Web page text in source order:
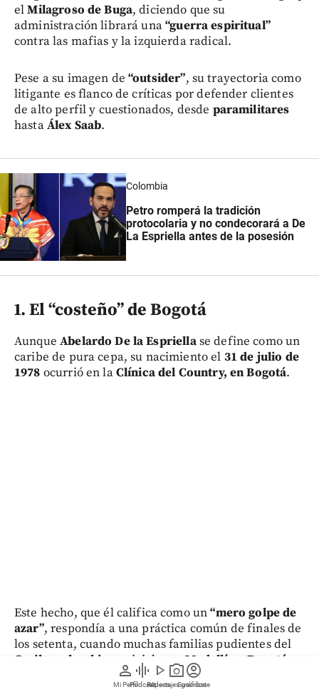
person
Mi Perfil
graphic_eq
Pódcast
play_arrow
Videos
photo_camera
Reportajes gráficos
account_circle
Suscríbete
elMilagroso de Buga, diciendo que su
administración librará una“guerra espiritual”
contra las mafias y la izquierda radical.
Pese a su imagen de “outsider”, su trayectoria como
litigante es flanco de críticas por defender clientes
de alto perfil y cuestionados, desde paramilitares
hastaÁlex Saab.
Colombia
Petro romperá la tradición
protocolaria y no condecorará a De
La Espriella antes de la posesión
1. El “costeño” de Bogotá
AunqueAbelardo De la Espriellase define como un
caribe de pura cepa, su nacimiento el 31 de julio de
1978 ocurrió en laClínica del Country, en Bogotá.
Este hecho, que él califica como un“mero golpe de
azar”, respondía a una práctica común de finales de
los setenta, cuando muchas familias pudientes del
Caribe colombiano
viajaban aMedellín oBogotá